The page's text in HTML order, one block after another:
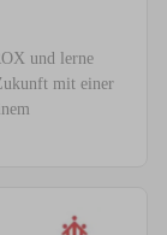
und lerne
mit einer